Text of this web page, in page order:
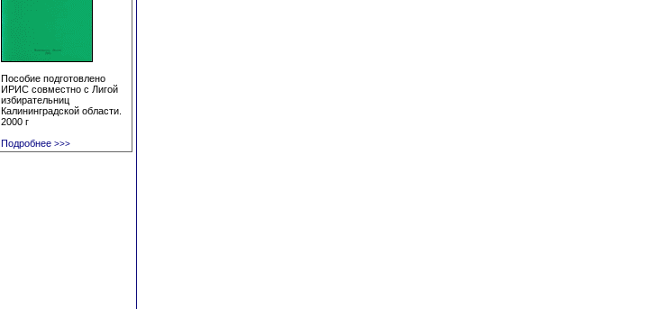
Пособие подготовлено
ИРИС совместно с Лигой
избирательниц
Калининградской области.
2000 г
Подробнее >>>